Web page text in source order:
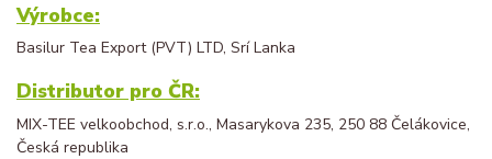
Výrobce:
Basilur Tea Export (PVT) LTD, Srí Lanka
Distributor pro ČR:
MIX-TEE velkoobchod, s.r.o., Masarykova 235, 250 88 Čelákovice,
Česká republika